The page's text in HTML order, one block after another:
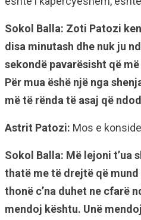
Sokol Balla: Zoti Patozi
disa minutash dhe nuk ju
sekondë pavarësisht që
Për mua ëshë një nga
më të rënda të asaj që
Astrit Patozi: Mos e
Sokol Balla: Më lejoni t’ua
thatë me të drejtë që
thonë c’na duhet ne cfarë
mendoj kështu. Unë